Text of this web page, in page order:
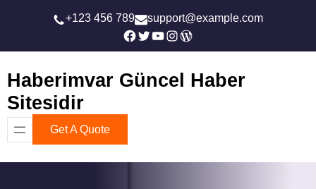
+123 456 789
support@example.com
Facebook
Twitter
YouTube
Instagram
WordPress
Haberimvar Güncel Haber
Sitesidir
Get A Quote